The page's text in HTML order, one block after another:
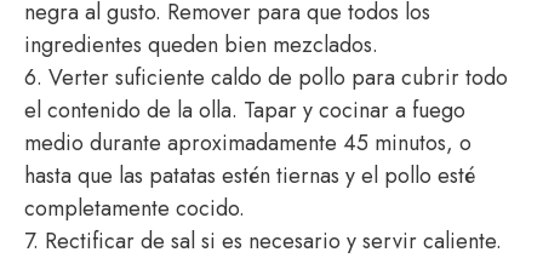
negra al gusto. Remover para que todos los
ingredientes queden bien mezclados.
6. Verter suficiente caldo de pollo para cubrir todo
el contenido de la olla. Tapar y cocinar a fuego
medio durante aproximadamente 45 minutos, o
hasta que las patatas estén tiernas y el pollo esté
completamente cocido.
7. Rectificar de sal si es necesario y servir caliente.